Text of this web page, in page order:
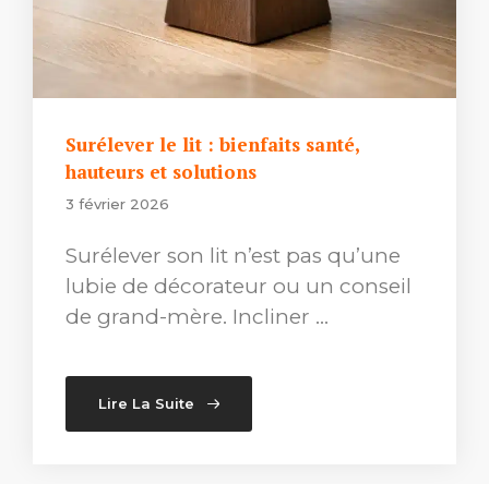
Surélever le lit : bienfaits santé,
hauteurs et solutions
3 février 2026
Surélever son lit n’est pas qu’une
lubie de décorateur ou un conseil
de grand-mère. Incliner …
Lire La Suite